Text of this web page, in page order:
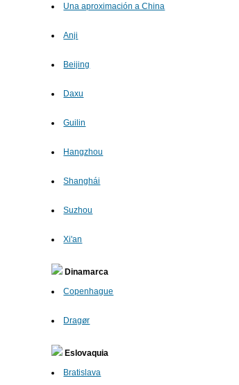
Una aproximación a China
Anji
Beijing
Daxu
Guilin
Hangzhou
Shanghái
Suzhou
Xi'an
Dinamarca
Copenhague
Dragør
Eslovaquia
Bratislava